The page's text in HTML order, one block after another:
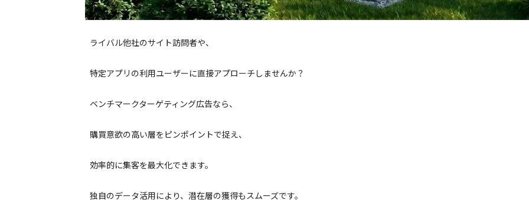
ライバル他社のサイト訪問者や、
特定アプリの利用ユーザーに直接アプローチしませんか？
ベンチマークターゲティング広告なら、
購買意欲の高い層をピンポイントで捉え、
効率的に集客を最大化できます。
独自のデータ活用により、潜在層の獲得もスムーズです。